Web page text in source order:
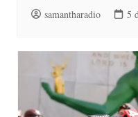
samantharadio 5